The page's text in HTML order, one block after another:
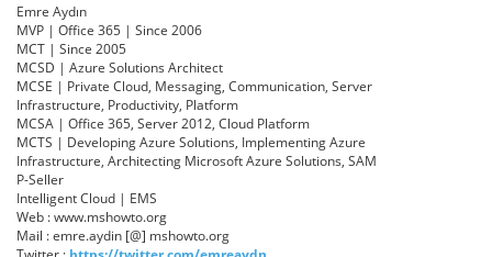
Emre Aydın
MVP | Office 365 | Since 2006
MCT | Since 2005
MCSD | Azure Solutions Architect
MCSE | Private Cloud, Messaging, Communication, Server
Infrastructure, Productivity, Platform
MCSA | Office 365, Server 2012, Cloud Platform
MCTS | Developing Azure Solutions, Implementing Azure
Infrastructure, Architecting Microsoft Azure Solutions, SAM
P-Seller
Intelligent Cloud | EMS
Web : www.mshowto.org
Mail : emre.aydin [@] mshowto.org